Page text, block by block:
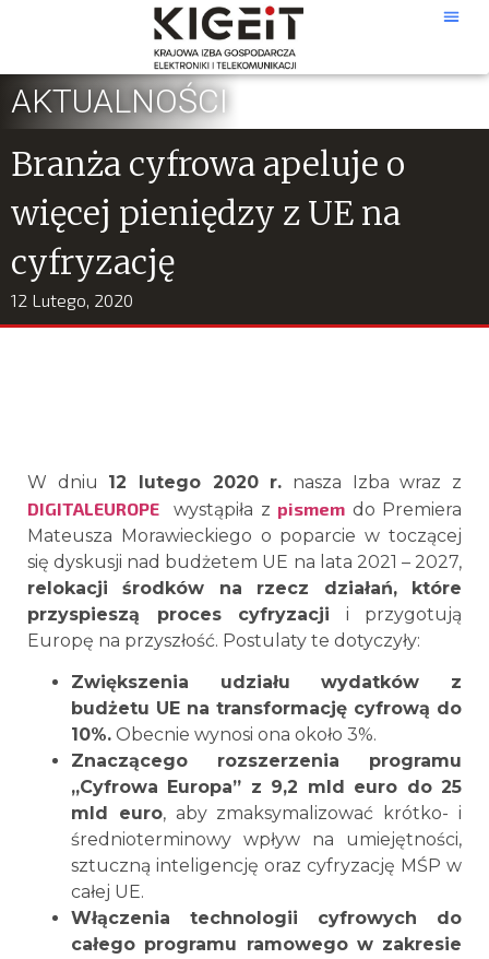
AKTUALNOŚCI
Branża cyfrowa apeluje o
więcej pieniędzy z UE na
cyfryzację
12 Lutego, 2020
W dniu 12 lutego 2020 r. nasza Izba wraz z
DIGITALEUROPE wystąpiła z pismem do Premiera
Mateusza Morawieckiego o poparcie w toczącej
się dyskusji nad budżetem UE na lata 2021 – 2027,
relokacji środków na rzecz działań, które
przyspieszą proces cyfryzacji i przygotują
Europę na przyszłość. Postulaty te dotyczyły:
Zwiększenia udziału wydatków z
budżetu UE na transformację cyfrową do
10%. Obecnie wynosi ona około 3%.
Znaczącego rozszerzenia programu
„Cyfrowa Europa” z 9,2 mld euro do 25
mld euro, aby zmaksymalizować krótko- i
średnioterminowy wpływ na umiejętności,
sztuczną inteligencję oraz cyfryzację MŚP w
całej UE.
Włączenia technologii cyfrowych do
całego programu ramowego w zakresie